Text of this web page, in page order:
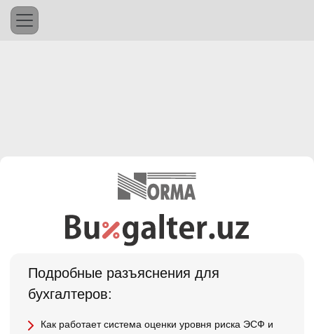
Подробные разъяснения для
бухгалтеров:
Как работает система оценки уровня риска ЭСФ и